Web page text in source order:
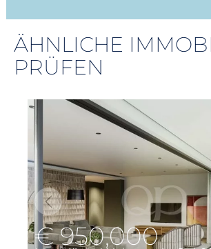
ÄHNLICHE
PRÜFEN
€ 950,000